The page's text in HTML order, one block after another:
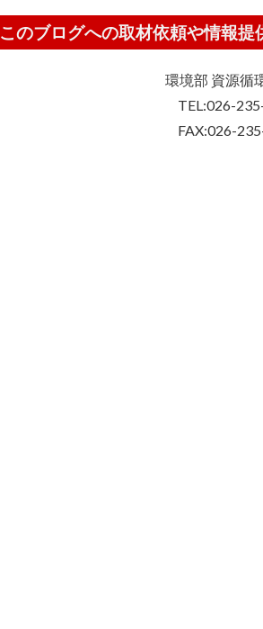
このブログへの取材依頼や情報
環境部 資源循
TEL:026-
FAX:026-